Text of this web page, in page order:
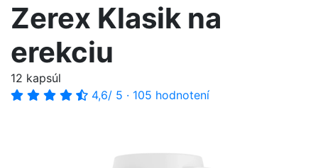
Zerex Klasik na
erekciu
12 kapsúl
4,6/ 5 · 105 hodnotení